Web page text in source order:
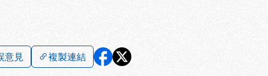
意見 複製連結